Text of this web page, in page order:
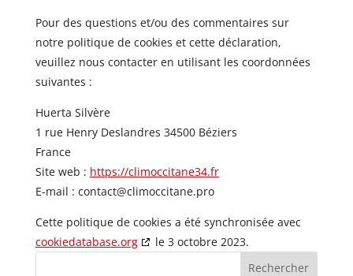
Pour des questions et/ou des commentaires sur
notre politique de cookies et cette déclaration,
veuillez nous contacter en utilisant les coordonnées
suivantes :
Huerta Silvère
1 rue Henry Deslandres 34500 Béziers
France
Site web : https://climoccitane34.fr
E-mail : contact@climoccitane.pro
Cette politique de cookies a été synchronisée avec
cookiedatabase.org
le 3 octobre 2023.
Rechercher